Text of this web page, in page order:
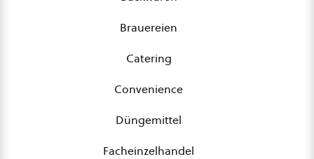
Brauereien
Catering
Convenience
Düngemittel
Facheinzelhandel